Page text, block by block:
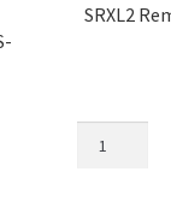
SRXL2